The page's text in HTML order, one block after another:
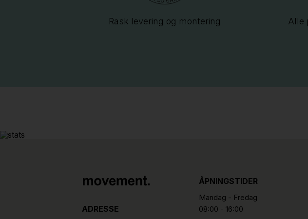
Rask levering og montering
Alle
ADRESSE
ÅPNINGSTIDER
Mandag - Fredag
08:00 - 16:00